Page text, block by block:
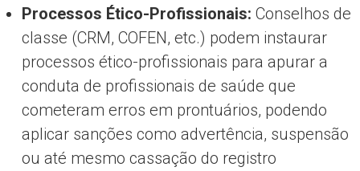
Processos Ético-Profissionais: Conselhos de
classe (CRM, COFEN, etc.) podem instaurar
processos ético-profissionais para apurar a
conduta de profissionais de saúde que
cometeram erros em prontuários, podendo
aplicar sanções como advertência, suspensão
ou até mesmo cassação do registro